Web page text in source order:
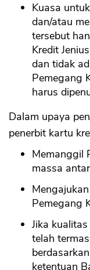
Kuasa
dan/atau
tersebut
Kredit
dan tidak
Pemegang
harus
Dalam upaya
penerbit kartu
Memanggil
massa
Pemegang
Jika
telah
ketentuan